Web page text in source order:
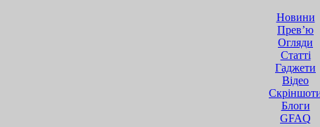
Новини
Прев’ю
Огляди
Статті
Гаджети
Відео
Блоги
GFAQ